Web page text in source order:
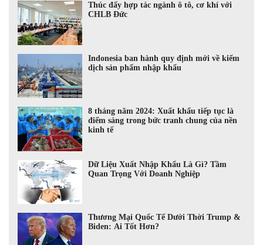
Thúc đẩy hợp tác ngành ô tô, cơ khí với
CHLB Đức
Indonesia ban hành quy định mới về kiểm
dịch sản phẩm nhập khẩu
8 tháng năm 2024: Xuất khẩu tiếp tục là
điểm sáng trong bức tranh chung của nền
kinh tế
Dữ Liệu Xuất Nhập Khẩu Là Gì? Tầm
Quan Trọng Với Doanh Nghiệp
Thương Mại Quốc Tế Dưới Thời Trump &
Biden: Ai Tốt Hơn?